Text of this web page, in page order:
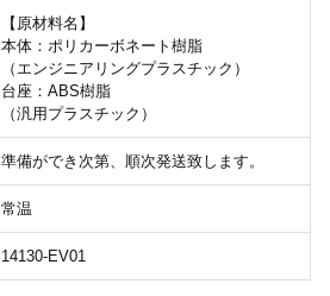
【原材料名】
本体：ポリカーボネート樹脂
（エンジニアリングプラスチック）
台座：ABS樹脂
（汎用プラスチック）
準備ができ次第、順次発送致します。
常温
14130-EV01